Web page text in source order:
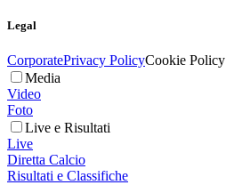
Legal
CorporatePrivacy PolicyCookie Policy
Media
Video
Foto
Live e Risultati
Live
Diretta Calcio
Risultati e Classifiche